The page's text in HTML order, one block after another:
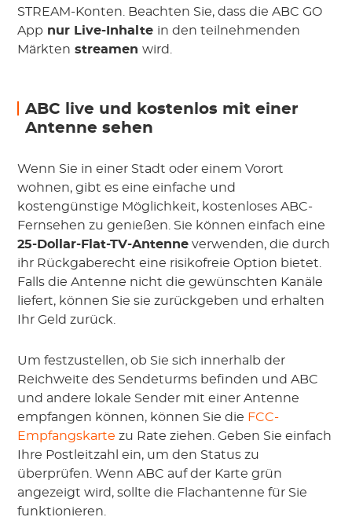
STREAM-Konten. Beachten Sie, dass die ABC GO
App nur Live-Inhalte in den teilnehmenden
Märkten streamenwird.
ABC live und kostenlos mit einer
Antenne sehen
Wenn Sie in einer Stadt oder einem Vorort
wohnen, gibt es eine einfache und
kostengünstige Möglichkeit, kostenloses ABC-
Fernsehen zu genießen. Sie können einfach eine
25-Dollar-Flat-TV-Antenne verwenden, die durch
ihr Rückgaberecht eine risikofreie Option bietet.
Falls die Antenne nicht die gewünschten Kanäle
liefert, können Sie sie zurückgeben und erhalten
Ihr Geld zurück.
Um festzustellen, ob Sie sich innerhalb der
Reichweite des Sendeturms befinden und ABC
und andere lokale Sender mit einer Antenne
empfangen können, können Sie die FCC-
Empfangskarte zu Rate ziehen. Geben Sie einfach
Ihre Postleitzahl ein, um den Status zu
überprüfen. Wenn ABC auf der Karte grün
angezeigt wird, sollte die Flachantenne für Sie
funktionieren.